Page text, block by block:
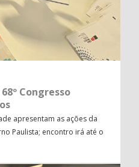
Congresso
apresentam as ações da
Paulista; encontro irá até o